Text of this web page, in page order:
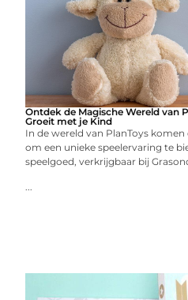
Ontdek de Magische Wereld van
Groeit met je Kind
In de wereld van PlanToys
om een unieke speelervaring te
speelgoed, verkrijgbaar bij
...